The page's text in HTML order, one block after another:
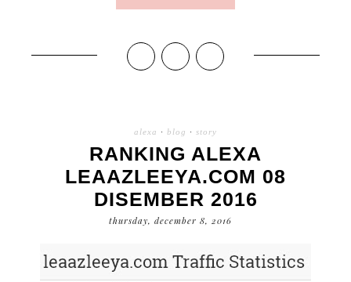
alexa · blog · story
RANKING ALEXA
LEAAZLEEYA.COM 08
DISEMBER 2016
thursday, december 8, 2016